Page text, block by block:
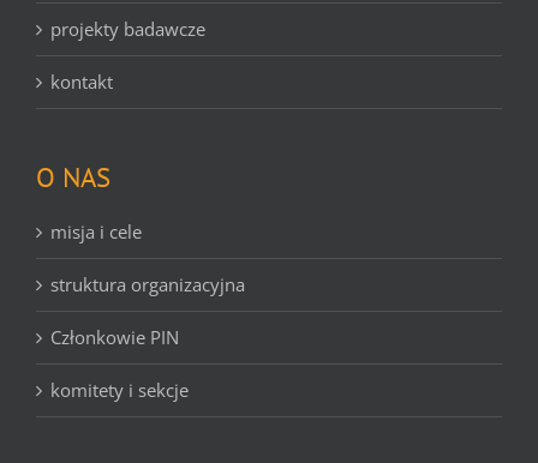
projekty badawcze
kontakt
O NAS
misja i cele
struktura organizacyjna
Członkowie PIN
komitety i sekcje